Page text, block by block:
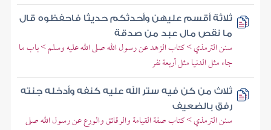
ثلاثة أقسم عليهن وأحدثكم حديثا فاحفظوه قال
ما نقص مال عبد من صدقة
سنن الترمذي > كتاب الزهد عن رسول الله صلى الله عليه وسلم > باب ما
جاء مثل الدنيا مثل أربعة نفر
ثلاث من كن فيه ستر الله عليه كنفه وأدخله جنته
رفق بالضعيف
سنن الترمذي > كتاب صفة القيامة والرقائق والورع عن رسول الله صلى